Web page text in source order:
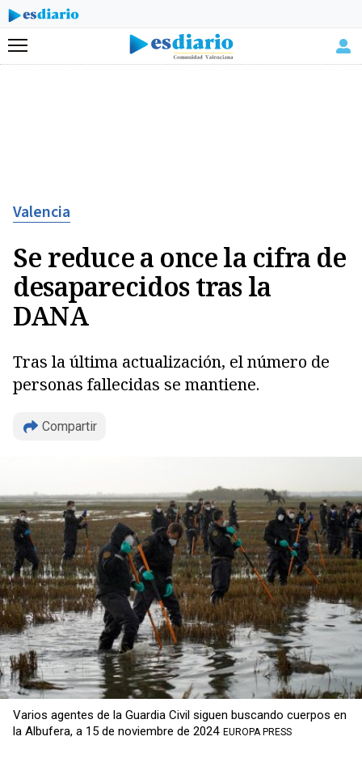
Menú
Valencia
Se reduce a once la cifra de
desaparecidos tras la
DANA
Tras la última actualización, el número de
personas fallecidas se mantiene.
Compartir
Varios agentes de la Guardia Civil siguen buscando cuerpos en
la Albufera, a 15 de noviembre de 2024 EUROPA PRESS